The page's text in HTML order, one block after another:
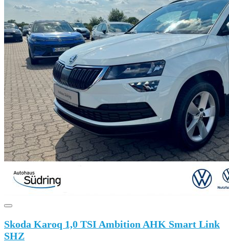
Skoda Karoq 1,0 TSI Ambition AHK Smart Link
SHZ